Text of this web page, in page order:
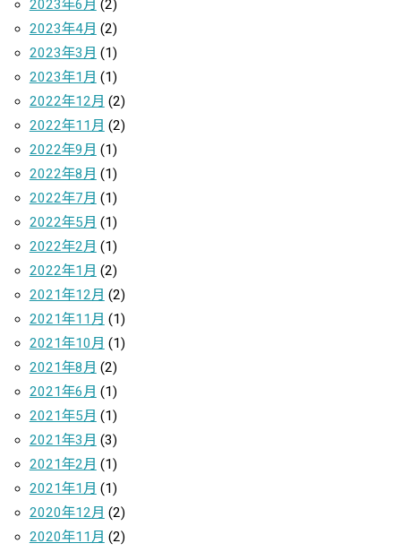
2023年6月 (2)
2023年4月 (2)
2023年3月 (1)
2023年1月 (1)
2022年12月 (2)
2022年11月 (2)
2022年9月 (1)
2022年8月 (1)
2022年7月 (1)
2022年5月 (1)
2022年2月 (1)
2022年1月 (2)
2021年12月 (2)
2021年11月 (1)
2021年10月 (1)
2021年8月 (2)
2021年6月 (1)
2021年5月 (1)
2021年3月 (3)
2021年2月 (1)
2021年1月 (1)
2020年12月 (2)
2020年11月 (2)